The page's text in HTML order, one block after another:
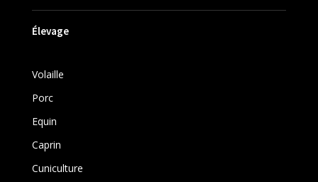
Élevage
Volaille
Porc
Equin
Caprin
Cuniculture